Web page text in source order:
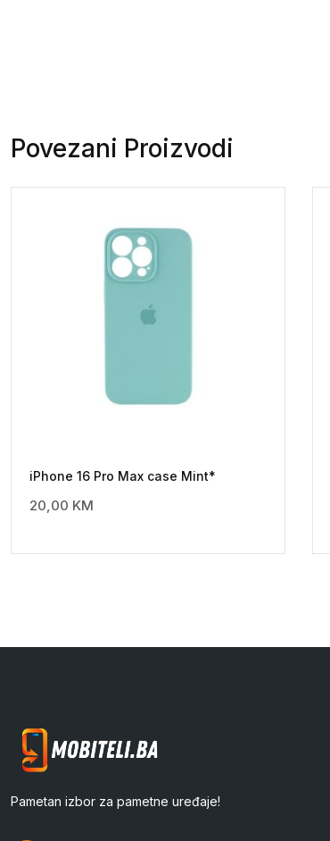
Povezani Proizvodi
iPhone 16 Pro Max case Mint*
20,00 KM
Pametan izbor za pametne uređaje!